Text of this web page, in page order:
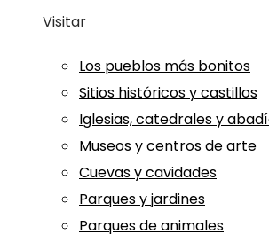
Visitar
Los pueblos más bonitos
Sitios históricos y castillos
Iglesias, catedrales y
Museos y centros de arte
Cuevas y cavidades
Parques y jardines
Parques de animales